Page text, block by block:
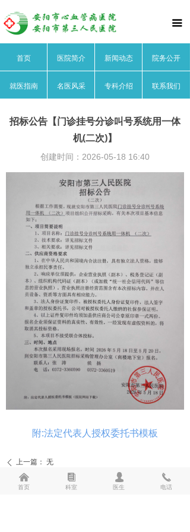
끀
首页
医院领导
医院荣誉
院务公开
名医风采
心血管内科
综合内科
消化内科
胸心外科
儿科
呼吸内科
急诊科
首页 医院简介 新闻动态 院务公开
就医指南 名医风采 专科介绍 联系我们
招标公告【门诊挂号分诊叫号系统用一体
机(二次)】
附:法定代表人授权委托书模板
ꄴ 上一篇： 无
下一篇：
创建时间： 2026-05-18 16:40
낀
首页
뀴
科室
넙
医生
끅
电话